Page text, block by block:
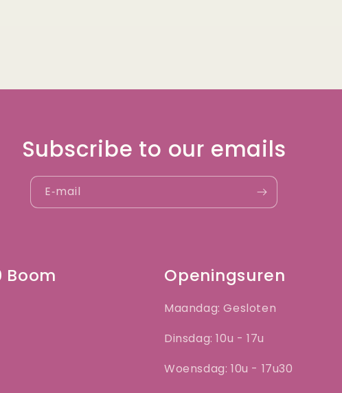
Subscribe to our emails
E‑mail
Boom Openingsuren
Maandag: Gesloten
Dinsdag: 10u - 17u
Woensdag: 10u - 17u30